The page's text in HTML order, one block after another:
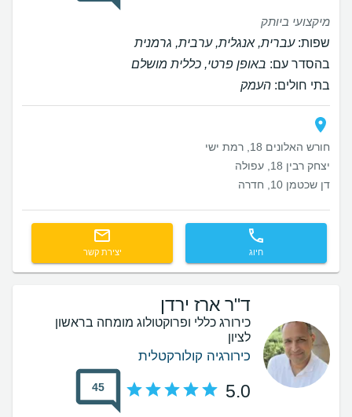
מיקצועי ביותק
שפות:עברית, אנגלית, ערבית, גרמנית
בהסדר עם: באופן פרטי, כללית מושלם
בתי חולים: העמק
חורש האלונים 18, רמת ישי
יצחק רבין 18, עפולה
דן שכטמן 10, חדרה
חיוג יצירת קשר
ד"ר ארז ירדן
כירורג כללי ופרוקטולוג מומחה בראשון
לציון
כירורגיה קולורקטלית
5.0
45